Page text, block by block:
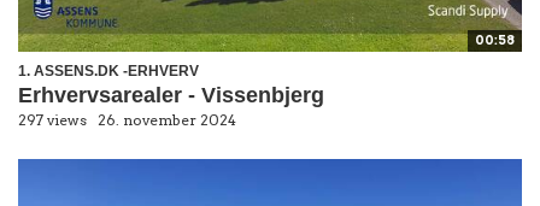
00:58
1. ASSENS.DK -ERHVERV
Erhvervsarealer - Vissenbjerg
297 views 26. november 2024